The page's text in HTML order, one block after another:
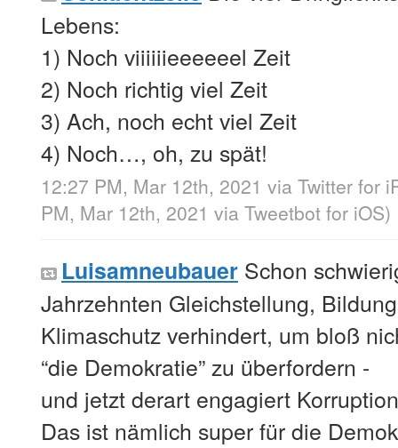
Lebens:
1) Noch viiiiiieeeeeel Zeit
2) Noch richtig viel Zeit
3) Ach, noch echt viel Zeit
4) Noch…, oh, zu spät!
12:27 PM, Mar 12th, 2021 via Twitter for
PM, Mar 12th, 2021 via Tweetbot for iΟS)
Luisamneubauer Schon
Jahrzehnten Gleichstellung,
Klimaschutz verhindert, um bloß
“die Demokratie” zu überfordern -
und jetzt derart engagiert
Das ist nämlich super für die